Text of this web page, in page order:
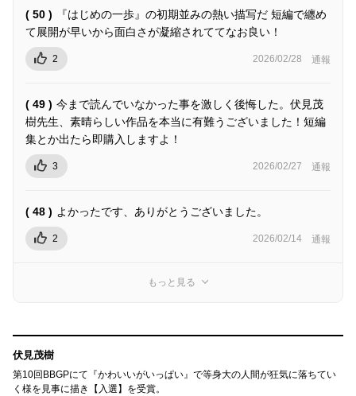
( 50 )
『はじめの一歩』の初期並みの熱い描写だ 短編で纏め
て展開が早いから面白さが凝縮されててなお良い！
2 2026/02/28 通報
( 49 ) 今まで読んでいなかった事を激しく後悔した。伏見茂
樹先生、素晴らしい作品を本当に有難うございました！短編
集とか出たら即購入しますよ！
3 2026/02/27 通報
( 48 ) よかったです、ありがとうございました。
2 2026/02/14 通報
もっと見る
伏見茂樹
第10回BBGPにて『かわいいがいっぱい』で等身大の人間が狂気に落ちてい
く様を見事に描き【入選】を受賞。